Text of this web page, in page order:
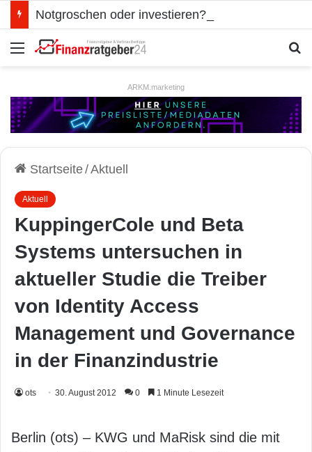
Menü
ARKM.marketing
Startseite/Aktuell
Aktuell
KuppingerCole und Beta
Systems untersuchen in
aktueller Studie die Treiber
von Identity Access
Management und Governance
in der Finanzindustrie
ots 30. August 2012 0 1 Minute Lesezeit
Berlin (ots) – KWG und MaRisk sind die mit